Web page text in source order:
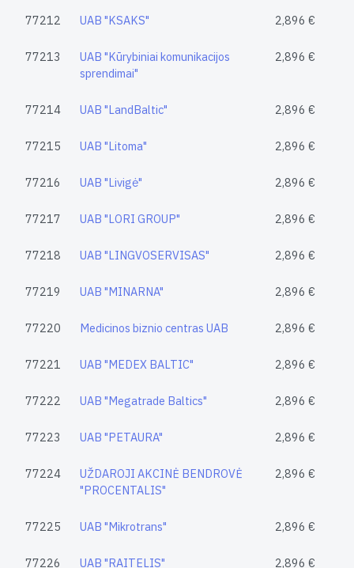
77212 UAB "KSAKS" 2,896 €
77213
UAB "Kūrybiniai komunikacijos
sprendimai"
2,896 €
77214 UAB "LandBaltic" 2,896 €
77215 UAB "Litoma" 2,896 €
77216 UAB "Livigė" 2,896 €
77217 UAB "LORI GROUP" 2,896 €
77218 UAB "LINGVOSERVISAS" 2,896 €
77219 UAB "MINARNA" 2,896 €
77220 Medicinos biznio centras UAB 2,896 €
77221 UAB "MEDEX BALTIC" 2,896 €
77222 UAB "Megatrade Baltics" 2,896 €
77223 UAB "PETAURA" 2,896 €
77224
UŽDAROJI AKCINĖ BENDROVĖ
"PROCENTALIS"
2,896 €
77225 UAB "Mikrotrans" 2,896 €
77226 UAB "RAITELIS" 2,896 €